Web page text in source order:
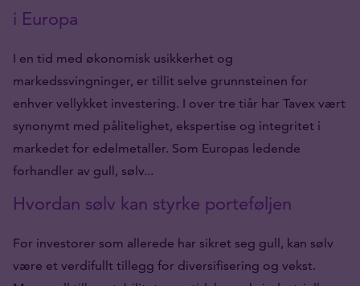
i Europa
I en tid med økonomisk usikkerhet og
markedssvingninger, er tillit selve grunnsteinen for
enhver vellykket investering. I over tre tiår har Tavex vært
synonymt med pålitelighet, ekspertise og integritet i
markedet for edelmetaller. Som Europas ledende
forhandler av gull, sølv...
Hvordan sølv kan styrke porteføljen
For investorer som allerede har sikret seg gull, kan sølv
være et verdifullt tillegg for diversifisering og vekst.